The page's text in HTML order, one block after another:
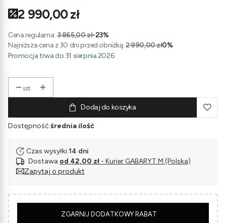
2 990,00 zł
Cena regularna: 3 865,00 zł-23%
Najniższa cena z 30 dni przed obniżką: 2 990,00 zł0%
Promocja trwa do 31 sierpnia 2026
szt.
Dodaj do koszyka
Dostępność:średnia ilość
Czas wysyłki:14 dni
Dostawa od 42,00 zł - Kurier GABARYT M (Polska)
Zapytaj o produkt
ZGARNIJ DODATKOWY RABAT